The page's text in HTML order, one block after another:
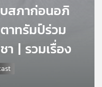
สภาก่อนอภิ
าทรัมป์ร่วม
| รวมเรื่อง